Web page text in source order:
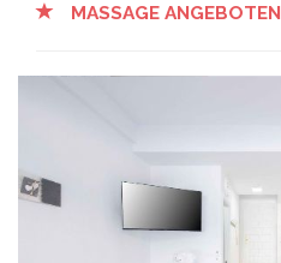
MASSAGE ANGEBOTEN